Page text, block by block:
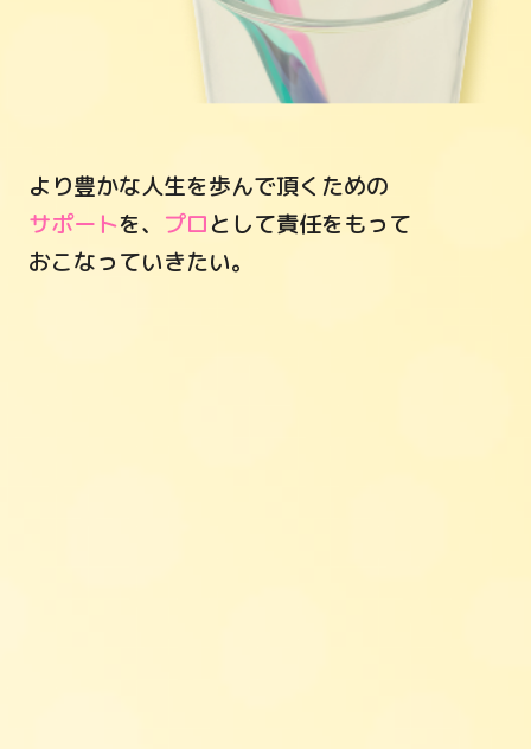
より豊かな人生を歩んで頂くための
サポートを、 プロとして責任をもって
おこなっていきたい。